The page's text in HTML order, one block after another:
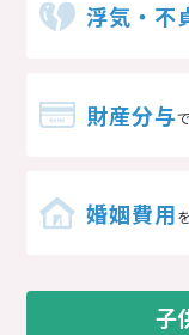
浮気・不
財産分与
婚姻費用
子